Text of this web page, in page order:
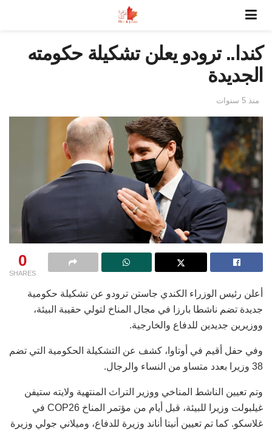
كندا.. ترودو يعلن تشكيلة حكومته
الجديدة
منذ 5 سنوات
0
SHARES
أعلن رئيس الوزراء الكندي جاستن ترودو عن تشكيلة حكومية
جديدة تضم ناشطا بارزا في مجال المناخ لتولي حقيبة البيئة،
ووزيرين جديدين للدفاع والخارجية.
وفي حفل أقيم في أوتاوا، كشف عن التشكيلة الحكومية التي تضم
38 وزيرا بعدد متساو من النساء والرجال.
وتم تعيين الناشط المناخي ووزير التراث المنتهية ولايته ستيفن
غيلبولت وزيرا للبيئة، قبل أيام من مؤتمر المناخ COP26 في
غلاسكو. كما تم تعيين أنيتا أناند وزيرة للدفاع، وميلاني جولي وزيرة